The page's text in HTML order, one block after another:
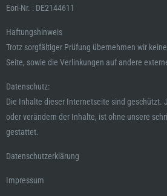
Eori-Nr. : DE2144611
Haftungshinweis
Trotz sorgfältiger Prüfung übernehmen wir
Seite, sowie die Verlinkungen auf andere
Datenschutz:
Die Inhalte dieser Internetseite sind geschützt.
oder verändern der Inhalte, ist ohne unsere
gestattet.
Datenschutzerklärung
Impressum